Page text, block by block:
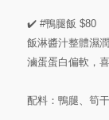
✔️ #鴨腿飯 $80
飯淋醬汁整體濕
滷蛋蛋白偏軟，
配料：鴨腿、筍